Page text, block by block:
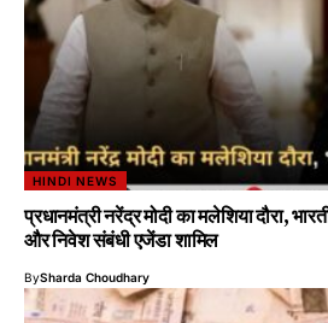
HINDI NEWS
प्रधानमंत्री नरेंद्र मोदी का मलेशिया दौरा,
और निवेश संबंधी एजेंडा शामिल
BySharda Choudhary